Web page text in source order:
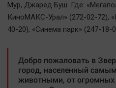
Мур, Джаред Буш. Где:
КиноМАКС-Урал» (272-02-72),
40-20), «Синема парк» (247-18-
Добро пожаловать в
город, населенный
животными, от